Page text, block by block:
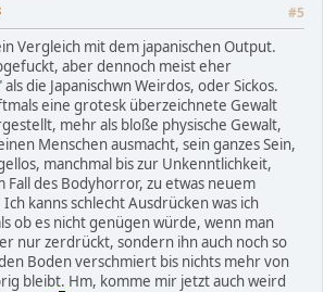
#5
Vergleich mit dem japanischen Output.
aber dennoch meist eher
die Japanischwn Weirdos, oder Sickos.
eine grotesk überzeichnete Gewalt
mehr als bloße physische Gewalt,
Menschen ausmacht, sein ganzes Sein,
manchmal bis zur Unkenntlichkeit,
Fall des Bodyhorror, zu etwas neuem
kanns schlecht Ausdrücken was ich
ob es nicht genügen würde, wenn man
nur zerdrückt, sondern ihn auch noch so
Boden verschmiert bis nichts mehr von
bleibt. Hm, komme mir jetzt auch weird